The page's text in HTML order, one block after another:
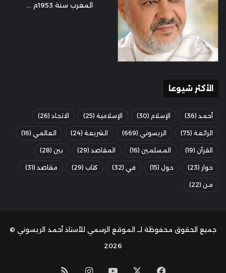
المغرب سنة 1953م ...
الأكثر شيوعا
أحمد (36) الإسلام (30) الإسلامية (25) الاتحاد (26)
الرائعة (75) الريسوني (669) الشريعة (24) العالمي (16)
القرآن (19) المسلمين (16) المقاصد (29) بين (28)
حوار (23) حول (15) في (32) كتاب (29) مقاصد (31)
من (22)
جميع الحقوق محفوظة لــ الموقع الرسمي للأستاذ أحمد الريسوني ©
2026
فيسبوك ‫YouTubeانستقرامملخص